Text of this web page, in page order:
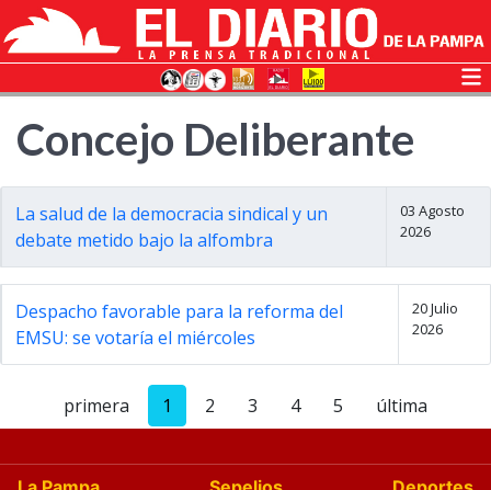
Concejo Deliberante
La salud de la democracia sindical y un
debate metido bajo la alfombra
03 Agosto
2026
Despacho favorable para la reforma del
EMSU: se votaría el miércoles
20 Julio
2026
primera 1 2 3 4 5 última